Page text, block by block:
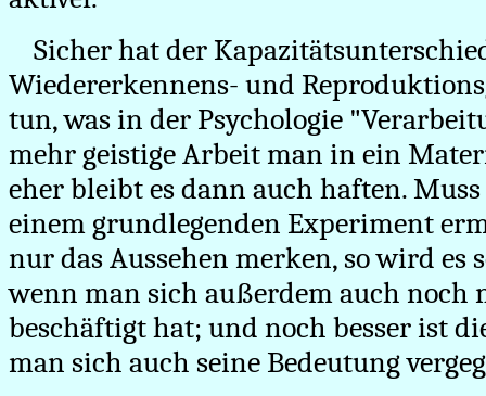
Sicher hat der
Wiedererkennens- und
tun, was in der Psychologie
mehr geistige Arbeit man in ein
eher bleibt es dann auch haften.
einem grundlegenden Experiment
nur das Aussehen merken, so wird es
wenn man sich außerdem auch noch
beschäftigt hat; und noch besser ist
man sich auch seine Bedeutung